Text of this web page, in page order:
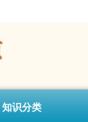
知识分类